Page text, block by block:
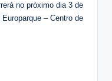
no próximo dia 3 de
– Centro de